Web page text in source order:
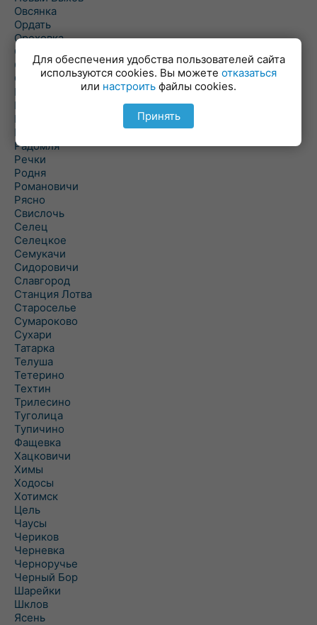
Овсянка
Ордать
Ореховка
Осиновка
Осиповичи
Осово
Павловичи
Паршино
Петуховка
Пудовня
Радомля
Речки
Родня
Романовичи
Рясно
Свислочь
Селец
Селецкое
Семукачи
Сидоровичи
Славгород
Станция Лотва
Староселье
Сумароково
Сухари
Татарка
Телуша
Тетерино
Техтин
Трилесино
Туголица
Тупичино
Фащевка
Хацковичи
Химы
Ходосы
Хотимск
Цель
Чаусы
Чериков
Черневка
Черноручье
Черный Бор
Шарейки
Шклов
Ясень
Для обеспечения удобства пользователей сайта
используются cookies. Вы можете отказаться
или настроить файлы cookies.
Принять